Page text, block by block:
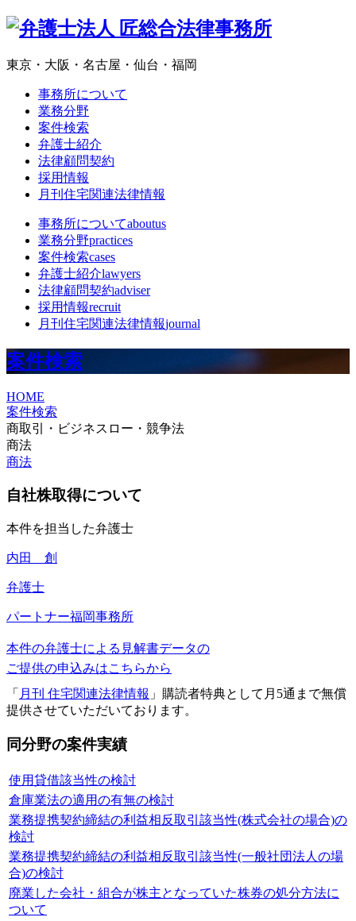
東京・大阪・名古屋・仙台・福岡
事務所について
業務分野
案件検索
弁護士紹介
法律顧問契約
採用情報
月刊住宅関連法律情報
事務所についてaboutus
業務分野practices
案件検索cases
弁護士紹介lawyers
法律顧問契約adviser
採用情報recruit
月刊住宅関連法律情報journal
案件検索
HOME
案件検索
商取引・ビジネスロー・競争法
商法
商法
自社株取得について
本件を担当した弁護士
内田 創
弁護士
パートナー福岡事務所
本件の弁護士による見解書データの
ご提供の申込みはこちらから
「 月刊 住宅関連法律情報 」購読者特典として月5通まで無償
提供させていただいております。
同分野の案件実績
使用貸借該当性の検討
倉庫業法の適用の有無の検討
業務提携契約締結の利益相反取引該当性(株式会社の場合)の
検討
業務提携契約締結の利益相反取引該当性(一般社団法人の場
合)の検討
廃業した会社・組合が株主となっていた株券の処分方法に
ついて